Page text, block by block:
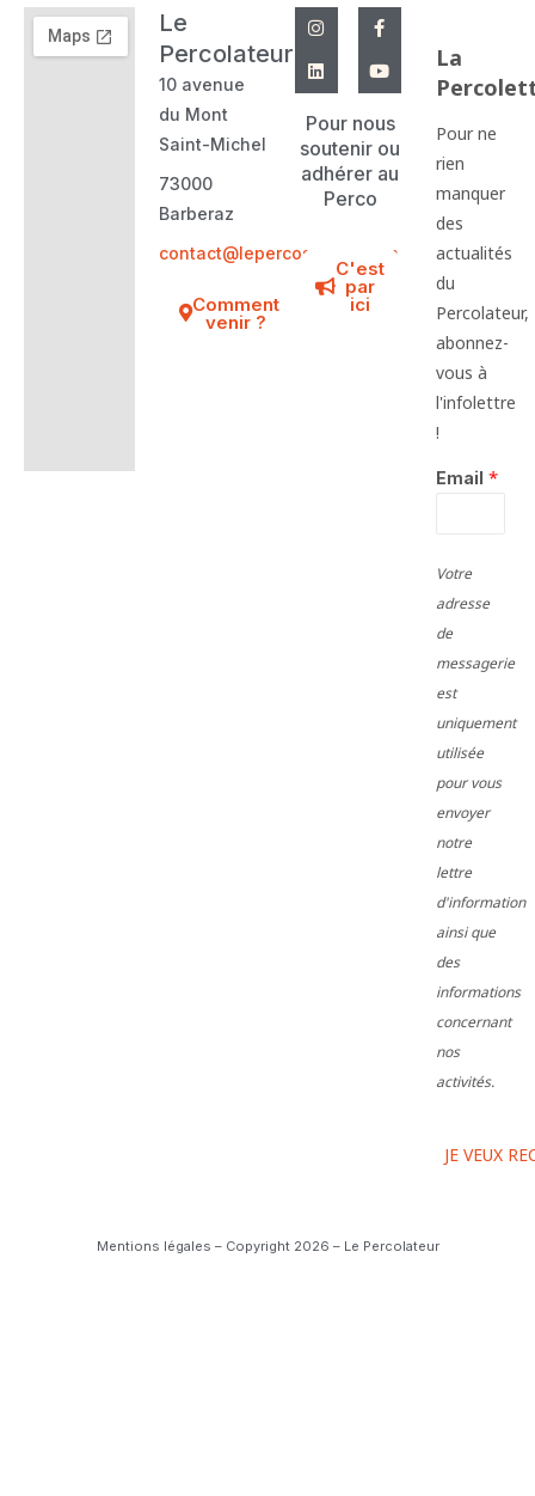
Le
Percolateur
10 avenue
du Mont
Saint-Michel
73000
Barberaz
contact@lepercosavoie.com
Comment
venir ?
I
n
t
a
r
a
m
F
a
e
b
o
k
-
f
L
i
k
e
i
n
Y
o
t
u
e
Pour nous
soutenir ou
adhérer au
Perco
C'est
par
ici
La
Pour ne
rien
manquer
des
actualités
du
Percolateur,
abonnez-
vous à
l'infolettre
!
Email *
Votre
adresse
de
messagerie
est
uniquement
utilisée
pour vous
envoyer
notre
lettre
d'information
ainsi que
des
informations
concernant
nos
activités.
Mentions légales – Copyright 2026 – Le Percolateur